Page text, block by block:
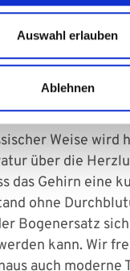
Auswahl erlauben
Ablehnen
von Kopf und
sind.
kommen
präzise Operation
das Gehirn
Weise wird
über die
das Gehirn eine
ohne
Bogenersatz
kann. Wir
auch moderne